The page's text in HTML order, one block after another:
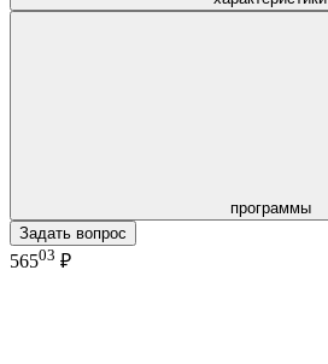
программы
Задать вопрос
56503 ₽